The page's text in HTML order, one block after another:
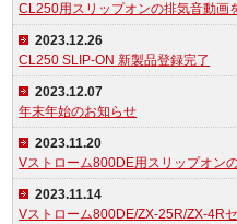
CL250用スリップオンの排気音動画
2023.12.26
CL250 SLIP-ON 新製品登録完了
2023.12.07
年末年始のお知らせ
2023.11.20
Vストローム800DE用スリップオン
2023.11.14
Vストローム800DE/ZX-25R/ZX-4R